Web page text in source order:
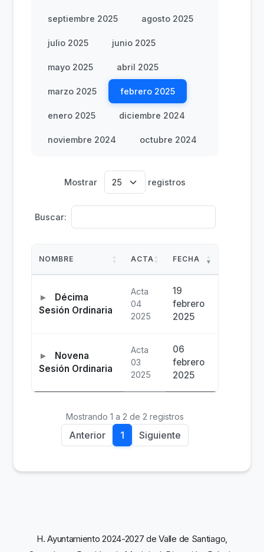
septiembre 2025 agosto 2025
julio 2025 junio 2025
mayo 2025 abril 2025
marzo 2025 febrero 2025
enero 2025 diciembre 2024
noviembre 2024 octubre 2024
Mostrar registros
Buscar:
NOMBRE ACTA FECHA
Décima
Sesión Ordinaria
Acta
04
2025
19
febrero
2025
Novena
Sesión Ordinaria
Acta
03
2025
06
febrero
2025
Mostrando 1 a 2 de 2 registros
Anterior 1 Siguiente
H. Ayuntamiento 2024-2027 de Valle de Santiago,